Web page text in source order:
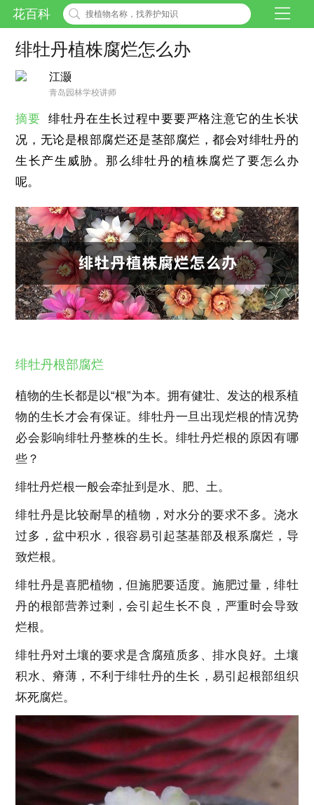
花百科
绯牡丹植株腐烂怎么办
江灏
青岛园林学校讲师
摘要
绯牡丹在生长过程中要要严格注意它的生长状
况，无论是根部腐烂还是茎部腐烂，都会对绯牡丹的
生长产生威胁。那么绯牡丹的植株腐烂了要怎么办
呢。
绯牡丹根部腐烂
植物的生长都是以“根”为本。拥有健壮、发达的根系植
物的生长才会有保证。绯牡丹一旦出现烂根的情况势
必会影响绯牡丹整株的生长。绯牡丹烂根的原因有哪
些？
绯牡丹烂根一般会牵扯到是水、肥、土。
绯牡丹是比较耐旱的植物，对水分的要求不多。浇水
过多，盆中积水，很容易引起茎基部及根系腐烂，导
致烂根。
绯牡丹是喜肥植物，但施肥要适度。施肥过量，绯牡
丹的根部营养过剩，会引起生长不良，严重时会导致
烂根。
绯牡丹对土壤的要求是含腐殖质多、排水良好。土壤
积水、瘠薄，不利于绯牡丹的生长，易引起根部组织
坏死腐烂。